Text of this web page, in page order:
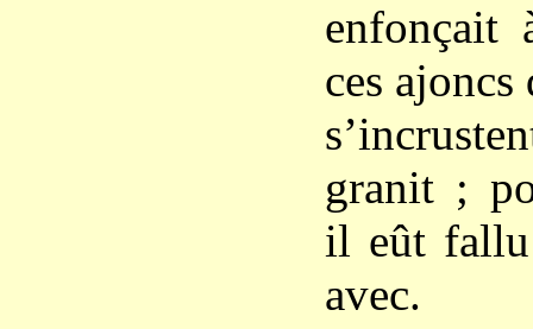
enfonçait
ces
granit ;
il eût
avec.